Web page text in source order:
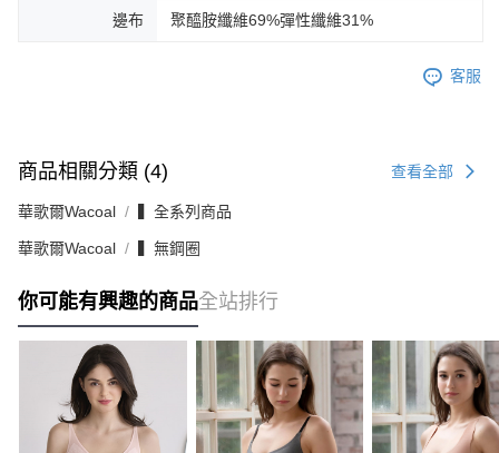
邊布 聚醯胺纖維69%彈性纖維31%
客服
商品相關分類 (4) 查看全部
華歌爾Wacoal ▍全系列商品
華歌爾Wacoal ▍無鋼圈
你可能有興趣的商品全站排行